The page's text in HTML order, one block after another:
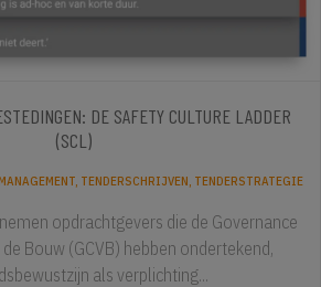
DE SAFETY CULTURE LADDER
(SCL)
, TENDERSCHRIJVEN TENDERSTRATEGIE
opdrachtgevers die de Governance
Bouw (GCVB) hebben ondertekend,
als verplichting...